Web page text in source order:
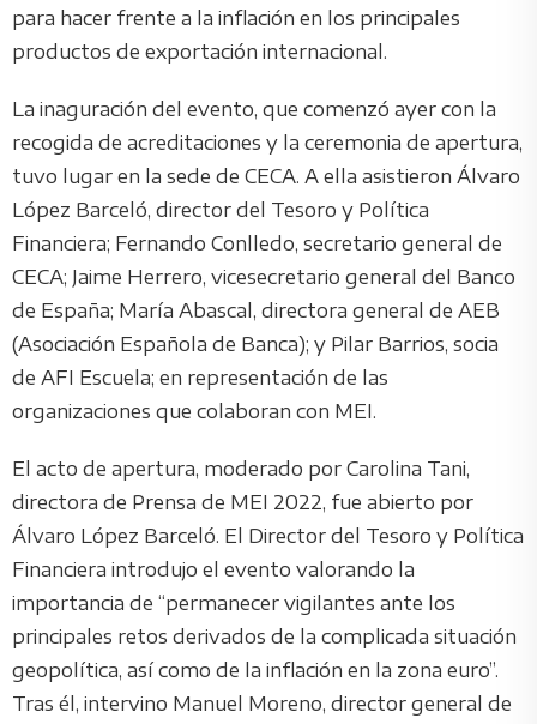
para hacer frente a la inflación en los principales
productos de exportación internacional.
La inaguración del evento, que comenzó ayer con la
recogida de acreditaciones y la ceremonia de apertura,
tuvo lugar en la sede de CECA. A ella asistieron Álvaro
López Barceló, director del Tesoro y Política
Financiera; Fernando Conlledo, secretario general de
CECA; Jaime Herrero, vicesecretario general del Banco
de España; María Abascal, directora general de AEB
(Asociación Española de Banca); y Pilar Barrios, socia
de AFI Escuela; en representación de las
organizaciones que colaboran con MEI.
El acto de apertura, moderado por Carolina Tani,
directora de Prensa de MEI 2022, fue abierto por
Álvaro López Barceló. El Director del Tesoro y Política
Financiera introdujo el evento valorando la
importancia de “permanecer vigilantes ante los
principales retos derivados de la complicada situación
geopolítica, así como de la inflación en la zona euro”.
Tras él, intervino Manuel Moreno, director general de